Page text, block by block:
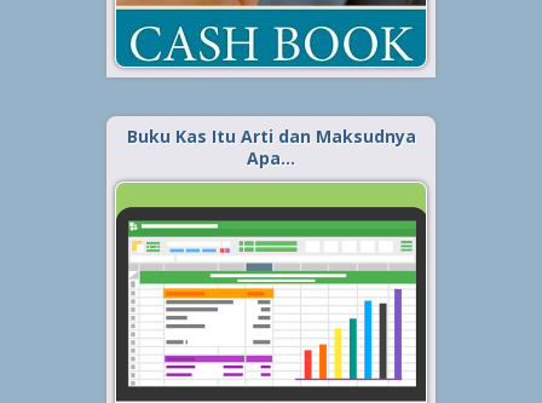
Baca Selengkapnya »
Buku Kas Itu Arti dan Maksudnya
Apa…
Bicara perihal Buku Kas ternyata
tak sedikit orang yang masih
belum paham maksud dan
tujuannya, yang kemudian dengan
mudah diistilahkan sebagai
sebuah pembukuan keuangan
saja. Mendefinisikan buku kas